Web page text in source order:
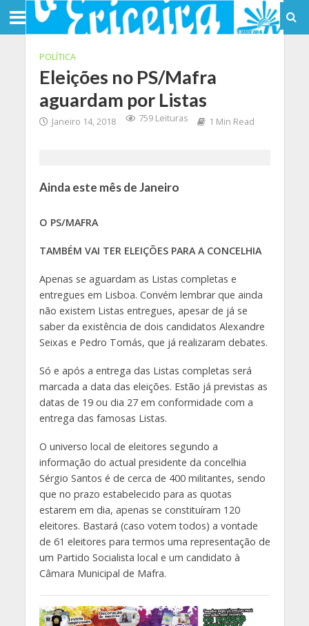
POLÍTICA
Eleições no PS/Mafra
aguardam por Listas
Janeiro 14, 2018 759 Leituras 1 Min Read
Ainda este mês de Janeiro
O PS/MAFRA
TAMBÉM VAI TER ELEIÇÕES PARA A CONCELHIA
Apenas se aguardam as Listas completas e
entregues em Lisboa. Convém lembrar que ainda
não existem Listas entregues, apesar de já se
saber da existência de dois candidatos Alexandre
Seixas e Pedro Tomás, que já realizaram debates.
Só e após a entrega das Listas completas será
marcada a data das eleições. Estão já previstas as
datas de 19 ou dia 27 em conformidade com a
entrega das famosas Listas.
O universo local de eleitores segundo a
informação do actual presidente da concelhia
Sérgio Santos é de cerca de 400 militantes, sendo
que no prazo estabelecido para as quotas
estarem em dia, apenas se constituíram 120
eleitores. Bastará (caso votem todos) a vontade
de 61 eleitores para termos uma representação de
um Partido Socialista local e um candidato à
Câmara Municipal de Mafra.